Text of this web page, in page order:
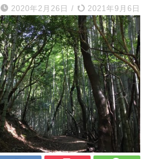
2020年2月26日 / 2021年9月6日